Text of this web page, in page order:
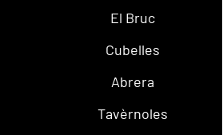
El Bruc
Cubelles
Abrera
Tavèrnoles